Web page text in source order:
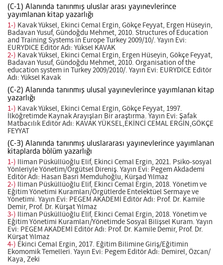
(C-1) Alanında tanınmış uluslar arası yayınevlerince
yayımlanan kitap yazarlığı
1-) Kavak Yüksel, Ekinci Cemal Ergin, Gökçe Feyyat, Ergen Hüseyin,
Badavan Yusuf, Gündoğdu Mehmet, 2010. Structures of Education
and Training Systems in Europe Turkey 2009/10/. Yayın Evi:
EURYDICE Editör Adı: Yüksel KAVAK
2-) Kavak Yüksel, Ekinci Cemal Ergin, Ergen Hüseyin, Gökçe Feyyat,
Badavan Yusuf, Gündoğdu Mehmet, 2010. Organisation of the
education system in Turkey 2009/2010/. Yayın Evi: EURYDICE Editör
Adı: Yüksel Kavak
(C-2) Alanında tanınmış ulusal yayınevlerince yayımlanan kitap
yazarlığı
1-) Kavak Yüksel, Ekinci Cemal Ergin, Gökçe Feyyat, 1997.
İlköğretimde Kaynak Arayışları Bir araştırma. Yayın Evi: Şafak
Matbacılık Editör Adı: KAVAK YÜKSEL,EKİNCİ CEMAL ERGİN,GÖKÇE
FEYYAT
(C-3) Alanında tanınmış uluslararası yayınevlerince yayımlanan
kitaplarda bölüm yazarlığı
1-) Iliman Püsküllüoğlu Elif, Ekinci Cemal Ergin, 2021. Psiko-sosyal
Yönleriyle Yönetim/Örgütsel Direniş. Yayın Evi: Pegem Akdademi
Editör Adı: Hasan Basri Memduhoğlu, Kürşad Yılmaz
2-) Iliman Püsküllüoğlu Elif, Ekinci Cemal Ergin, 2018. Yönetim ve
Eğitim Yönetimi Kuramları/Örgütlerde Entelektüel Sermaye ve
Yönetimi. Yayın Evi: PEGEM AKADEMİ Editör Adı: Prof. Dr. Kamile
Demir, Prof. Dr. Kürşat Yılmaz
3-) Iliman Püsküllüoğlu Elif, Ekinci Cemal Ergin, 2018. Yönetim ve
Eğitim Yönetimi Kuramları/Yönetimde Sosyal Bilişsel Kuram. Yayın
Evi: PEGEM AKADEMİ Editör Adı: Prof. Dr. Kamile Demir, Prof. Dr.
Kürşat Yılmaz
4-) Ekinci Cemal Ergin, 2017. Eğitim Bilimine Giriş/Eğitimin
Ekomomik Temelleri. Yayın Evi: Pegem Editör Adı: Demirel, Özcan/
Kaya, Zeki